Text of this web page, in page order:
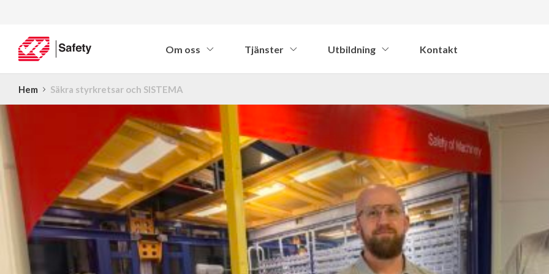
Om oss Tjänster Utbildning Kontakt
Hem Säkra styrkretsar och SISTEMA